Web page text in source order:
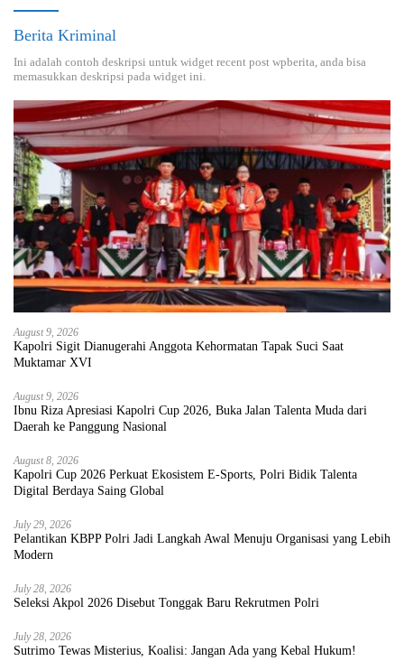
Berita Kriminal
Ini adalah contoh deskripsi untuk widget recent post wpberita, anda bisa
memasukkan deskripsi pada widget ini.
August 9, 2026
Kapolri Sigit Dianugerahi Anggota Kehormatan Tapak Suci Saat
Muktamar XVI
August 9, 2026
Ibnu Riza Apresiasi Kapolri Cup 2026, Buka Jalan Talenta Muda dari
Daerah ke Panggung Nasional
August 8, 2026
Kapolri Cup 2026 Perkuat Ekosistem E-Sports, Polri Bidik Talenta
Digital Berdaya Saing Global
July 29, 2026
Pelantikan KBPP Polri Jadi Langkah Awal Menuju Organisasi yang Lebih
Modern
July 28, 2026
Seleksi Akpol 2026 Disebut Tonggak Baru Rekrutmen Polri
July 28, 2026
Sutrimo Tewas Misterius, Koalisi: Jangan Ada yang Kebal Hukum!